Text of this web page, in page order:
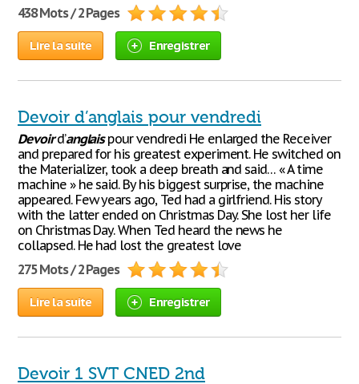
438 Mots / 2 Pages
Lire la suite Enregistrer
Devoir d’anglais pour vendredi
Devoird’anglaispour vendredi He enlarged the Receiver
and prepared for his greatest experiment. He switched on
the Materializer, took a deep breath and said… « A time
machine » he said. By his biggest surprise, the machine
appeared. Few years ago, Ted had a girlfriend. His story
with the latter ended on Christmas Day. She lost her life
on Christmas Day. When Ted heard the news he
collapsed. He had lost the greatest love
275 Mots / 2 Pages
Lire la suite Enregistrer
Devoir 1 SVT CNED 2nd